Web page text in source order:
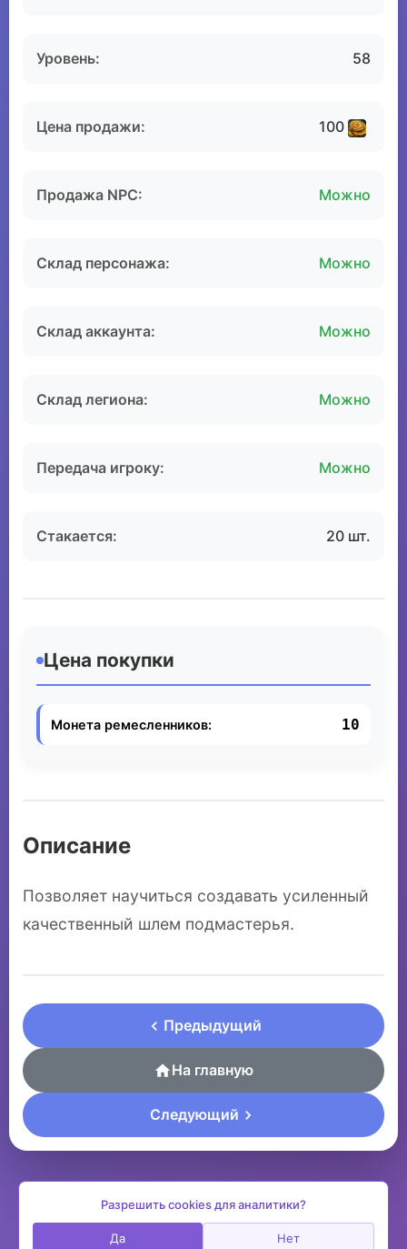
Уровень: 58
Цена продажи: 100
Продажа NPC: Можно
Склад персонажа: Можно
Склад аккаунта: Можно
Склад легиона: Можно
Передача игроку: Можно
Стакается: 20 шт.
Цена покупки
Монета ремесленников: 10
Описание
Позволяет научиться создавать усиленный
качественный шлем подмастерья.
Предыдущий
На главную
Следующий
Разрешить cookies для аналитики?
Да Нет